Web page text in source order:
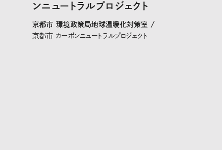
ンニュートラルプロジェクト
京都市 環境政策局地球温暖化対策室 /
京都市 カーボンニュートラルプロジェクト